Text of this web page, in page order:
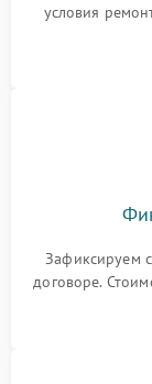
условия
Зафиксируем
договоре.